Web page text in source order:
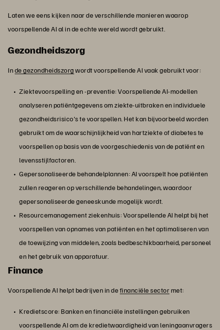
Laten we eens kijken naar de verschillende manieren waarop
voorspellende AI al in de echte wereld wordt gebruikt.
Gezondheidszorg
Inde gezondheidszorgwordt voorspellende AI vaak gebruikt voor:
Ziektevoorspelling en -preventie: Voorspellende AI-modellen
analyseren patiëntgegevens om ziekte-uitbraken en individuele
gezondheidsrisico's te voorspellen. Het kan bijvoorbeeld worden
gebruikt om de waarschijnlijkheid van hartziekte of diabetes te
voorspellen op basis van de voorgeschiedenis van de patiënt en
levensstijlfactoren.
Gepersonaliseerde behandelplannen: AI voorspelt hoe patiënten
zullen reageren op verschillende behandelingen, waardoor
gepersonaliseerde geneeskunde mogelijk wordt.
Resourcemanagement ziekenhuis: Voorspellende AI helpt bij het
voorspellen van opnames van patiënten en het optimaliseren van
de toewijzing van middelen, zoals bedbeschikbaarheid, personeel
en het gebruik van apparatuur.
Finance
Voorspellende AI helpt bedrijven in definanciële sectormet:
Kredietscore: Banken en financiële instellingen gebruiken
voorspellende AI om de kredietwaardigheid van leningaanvragers